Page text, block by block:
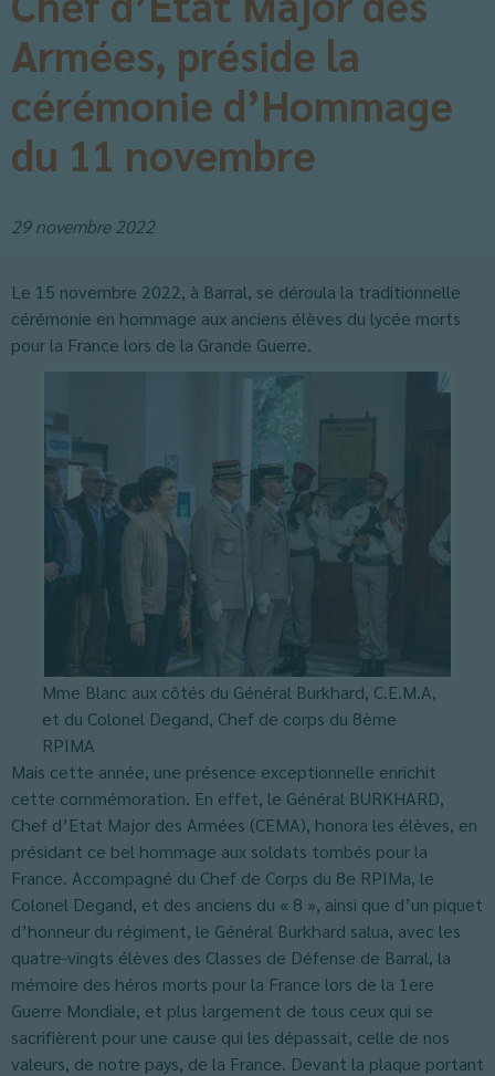
Armées, préside la
cérémonie d’Hommage
du 11 novembre
29 novembre 2022
Le 15 novembre 2022, à Barral, se déroula la traditionnelle
cérémonie en hommage aux anciens élèves du lycée morts
pour la France lors de la Grande Guerre.
Mme Blanc aux côtés du Général Burkhard, C.E.M.A,
et du Colonel Degand, Chef de corps du 8ème
RPIMA
Mais cette année, une présence exceptionnelle enrichit
cette commémoration. En effet, le Général BURKHARD,
Chef d’Etat Major des Armées (CEMA), honora les élèves, en
présidant ce bel hommage aux soldats tombés pour la
France. Accompagné du Chef de Corps du 8e RPIMa, le
Colonel Degand, et des anciens du « 8 », ainsi que d’un piquet
d’honneur du régiment, le Général Burkhard salua, avec les
quatre-vingts élèves des Classes de Défense de Barral, la
mémoire des héros morts pour la France lors de la 1ere
Guerre Mondiale, et plus largement de tous ceux qui se
sacrifièrent pour une cause qui les dépassait, celle de nos
valeurs, de notre pays, de la France. Devant la plaque portant